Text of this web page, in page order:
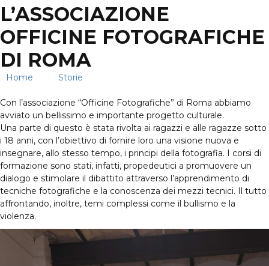
L’ASSOCIAZIONE
OFFICINE FOTOGRAFICHE
DI ROMA
Home Storie
Con l’associazione “Officine Fotografiche” di Roma abbiamo
avviato un bellissimo e importante progetto culturale.
Una parte di questo è stata rivolta ai ragazzi e alle ragazze sotto
i 18 anni, con l’obiettivo di fornire loro una visione nuova e
insegnare, allo stesso tempo, i principi della fotografia. I corsi di
formazione sono stati, infatti, propedeutici a promuovere un
dialogo e stimolare il dibattito attraverso l’apprendimento di
tecniche fotografiche e la conoscenza dei mezzi tecnici. Il tutto
affrontando, inoltre, temi complessi come il bullismo e la
violenza.